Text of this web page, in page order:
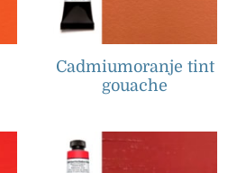
Cadmiumoranje tint
gouache